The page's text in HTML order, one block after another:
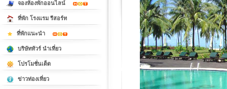
จองห้องพักออนไลน์
ที่พัก โรงแรม รีสอร์ท
ที่พักแนะนำ
บริษัททัวร์ นำเที่ยว
โปรโมชั่นเด็ด
ข่าวท่องเที่ยว